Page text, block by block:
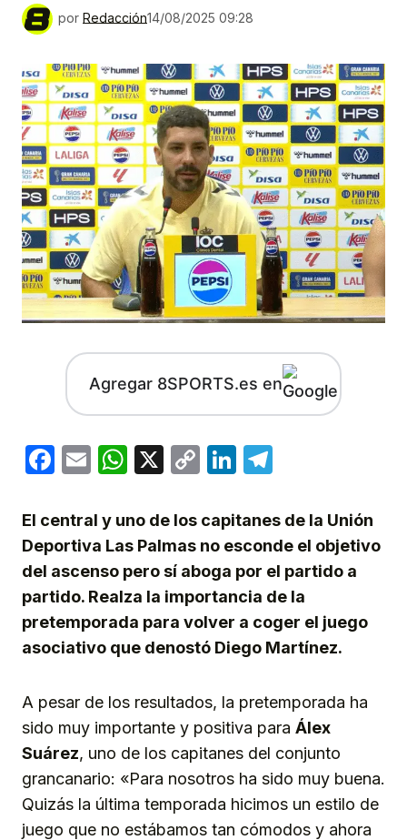
por Redacción14/08/2025 09:28
Agregar 8SPORTS.es en
Facebook
EmailWhatsApp
X
CopyLinkedIn
El central y uno de los capitanes de la Unión
Deportiva Las Palmas no esconde el objetivo
del ascenso pero sí aboga por el partido a
partido. Realza la importancia de la
pretemporada para volver a coger el juego
asociativo que denostó Diego Martínez.
A pesar de los resultados, la pretemporada ha
sido muy importante y positiva para Álex
Suárez, uno de los capitanes del conjunto
grancanario: «Para nosotros ha sido muy buena.
Quizás la última temporada hicimos un estilo de
juego que no estábamos tan cómodos y ahora